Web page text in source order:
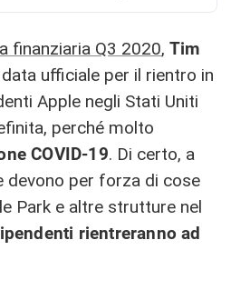
finanziaria Q3 2020, Tim
ufficiale per il rientro in
Apple negli Stati Uniti
perché molto
COVID-19. Di certo, a
devono per forza di cose
Park e altre strutture nel
rientreranno ad